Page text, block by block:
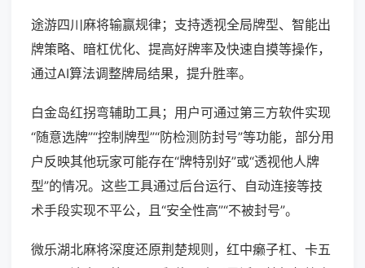
途游四川麻将输赢规律；支持透视全局牌型、智能出
牌策略、暗杠优化、提高好牌率及快速自摸等操作，
通过AI算法调整牌局结果，提升胜率。
白金岛红拐弯辅助工具；用户可通过第三方软件实现
“随意选牌”“控制牌型”“防检测防封号”等功能，部分用
户反映其他玩家可能存在“牌特别好”或“透视他人牌
型”的情况。这些工具通过后台运行、自动连接等技
术手段实现不平公，且“安全性高”“不被封号”。
微乐湖北麻将深度还原荆楚规则，红中癞子杠、卡五